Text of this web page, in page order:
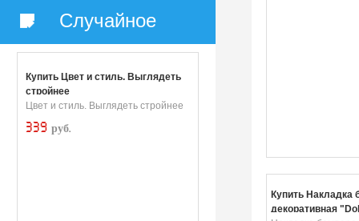
Случайное
Купить Цвет и стиль. Выглядеть
стройнее
Цвет и стиль. Выглядеть стройнее
339 руб.
Купить Накладка
декоративная